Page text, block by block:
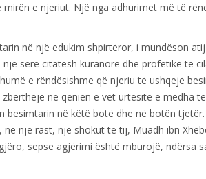
e njeriut. Një nga adhurimet më të
në një edukim shpirtëror, i mundëson
një sërë citatesh kuranore dhe profetike të
e rëndësishme që njeriu të ushqejë
në qenien e vet urtësitë e mëdha
besimtarin në këtë botë dhe në botën
një rast, një shokut të tij, Muadh ibn
sepse agjërimi është mburojë, ndërsa